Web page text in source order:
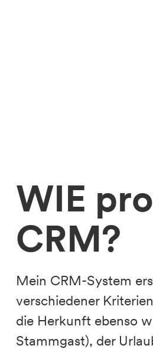
WIE
CRM?
Mein CRM-System
verschiedener
die Herkunft ebenso
Stammgast), der